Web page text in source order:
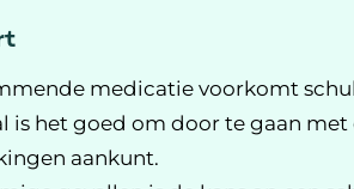
medicatie voorkomt
is het goed om door te gaan
aankunt.